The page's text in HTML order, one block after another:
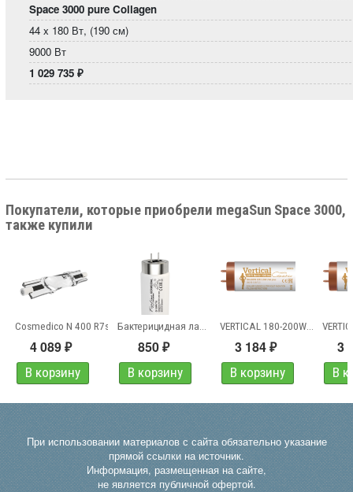
Space 3000 pure Collagen
44 x 180 Вт, (190 см)
9000 Вт
1 029 735 ₽
Покупатели, которые приобрели megaSun Space 3000,
также купили
Cosmedico N 400 R7s
4 089 ₽ 850 ₽ 3 184 ₽ 3
При использовании материалов с сайта обязательно указание
прямой ссылки на источник.
Информация, размещенная на сайте,
не является публичной офертой.